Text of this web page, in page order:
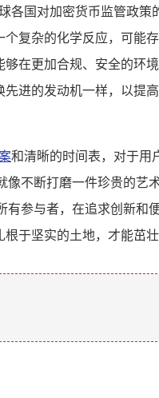
各国对加密货币监管政
复杂的化学反应，可能
在更加合规、安全的环
进的发动机一样，以提
和清晰的时间表，对于用
不断打磨一件珍贵的艺
参与者，在追求创新和
于坚实的土地，才能茁壮